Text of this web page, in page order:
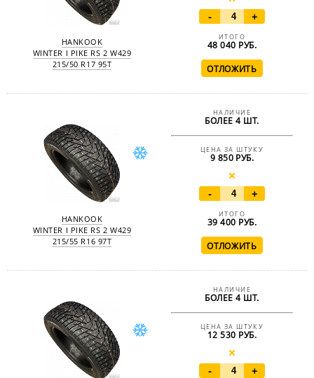
HANKOOK
WINTER I PIKE RS 2 W429
215/50 R17 95T
- +
ИТОГО
48 040 РУБ.
HANKOOK
WINTER I PIKE RS 2 W429
215/55 R16 97T
НАЛИЧИЕ
БОЛЕЕ 4 ШТ.
ЦЕНА ЗА ШТУКУ
9 850 РУБ.
- +
ИТОГО
39 400 РУБ.
НАЛИЧИЕ
БОЛЕЕ 4 ШТ.
ЦЕНА ЗА ШТУКУ
12 530 РУБ.
- +